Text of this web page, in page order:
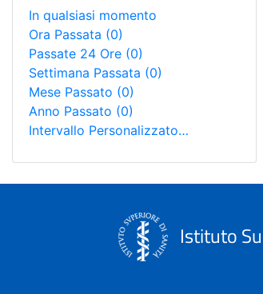
In qualsiasi momento
Ora Passata (0)
Passate 24 Ore (0)
Settimana Passata (0)
Mese Passato (0)
Anno Passato (0)
Intervallo Personalizzato…
Istituto